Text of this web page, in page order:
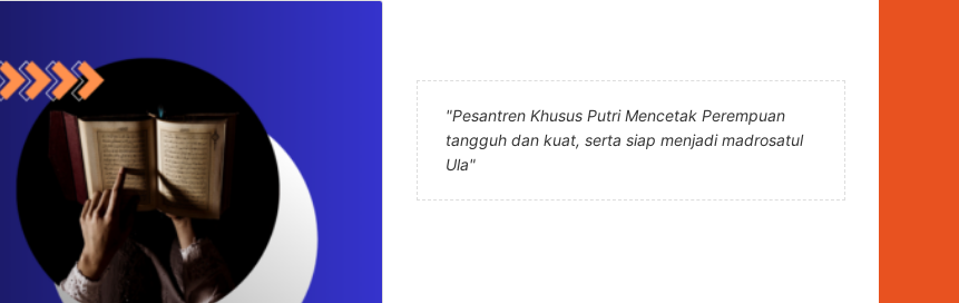
"Pesantren Khusus Putri Mencetak Perempuan
tangguh dan kuat, serta siap menjadi madrosatul
Ula"